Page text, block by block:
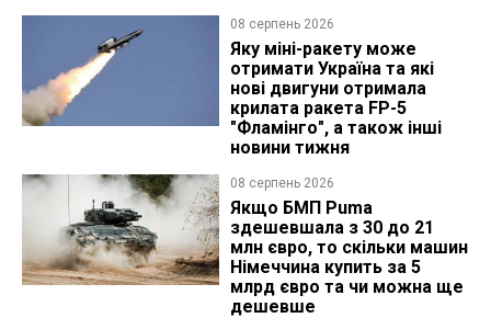
08 серпень 2026
Яку міні-ракету може
отримати Україна та які
нові двигуни отримала
крилата ракета FP-5
"Фламінго", а також інші
новини тижня
08 серпень 2026
Якщо БМП Puma
здешевшала з 30 до 21
млн євро, то скільки машин
Німеччина купить за 5
млрд євро та чи можна ще
дешевше